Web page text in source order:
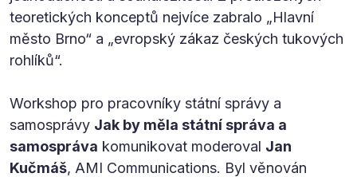
teoretických konceptů nejvíce zabralo „Hlavní
město Brno“ a „evropský zákaz českých tukových
rohlíků“.
Workshop pro pracovníky státní správy a
samosprávy Jak by měla státní správa a
samospráva komunikovat moderoval Jan
Kučmáš, AMI Communications. Byl věnován